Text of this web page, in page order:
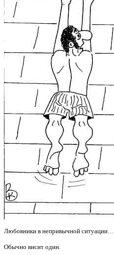
Любовники в непривычной ситуации…
Обычно висит один.